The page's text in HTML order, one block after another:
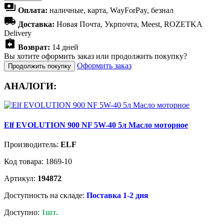
payments Оплата: наличные, карта, WayForPay, безнал
local_shipping Доставка: Новая Почта, Укрпочта, Meest, ROZETKA
Delivery
assignment_return Возврат: 14 дней
Вы хотите оформить заказ или продолжить покупку?
Продолжить покупку Оформить заказ
АНАЛОГИ:
Elf EVOLUTION 900 NF 5W-40 5л Масло моторное
Производитель: ELF
Код товара: 1869-10
Артикул: 194872
Доступность на складе: Поставка 1-2 дня
Доступно: 1шт.